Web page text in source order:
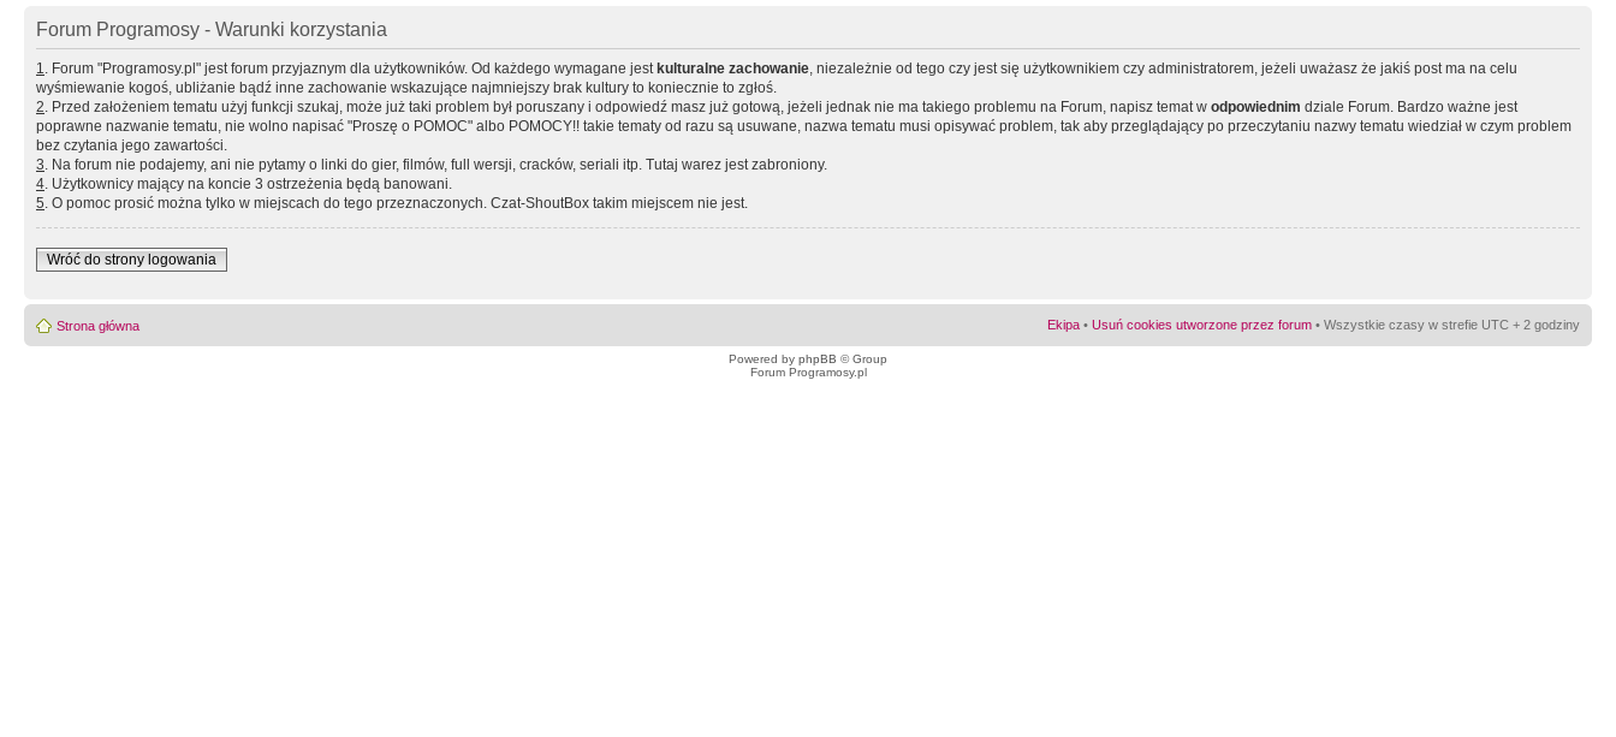
Forum Programosy - Warunki korzystania
1. Forum "Programosy.pl" jest forum przyjaznym dla użytkowników. Od każdego wymagane jest kulturalne zachowanie, niezależnie od tego czy jest się użytkownikiem czy administratorem, jeżeli uważasz że jakiś post ma na celu
wyśmiewanie kogoś, ubliżanie bądź inne zachowanie wskazujące najmniejszy brak kultury to koniecznie to zgłoś.
2. Przed założeniem tematu użyj funkcji szukaj, może już taki problem był poruszany i odpowiedź masz już gotową, jeżeli jednak nie ma takiego problemu na Forum, napisz temat w odpowiednim dziale Forum. Bardzo ważne jest
poprawne nazwanie tematu, nie wolno napisać "Proszę o POMOC" albo POMOCY!! takie tematy od razu są usuwane, nazwa tematu musi opisywać problem, tak aby przeglądający po przeczytaniu nazwy tematu wiedział w czym problem
bez czytania jego zawartości.
3. Na forum nie podajemy, ani nie pytamy o linki do gier, filmów, full wersji, cracków, seriali itp. Tutaj warez jest zabroniony.
4. Użytkownicy mający na koncie 3 ostrzeżenia będą banowani.
5. O pomoc prosić można tylko w miejscach do tego przeznaczonych. Czat-ShoutBox takim miejscem nie jest.
Wróć do strony logowania
Strona główna Ekipa • Usuń cookies utworzone przez forum • Wszystkie czasy w strefie UTC + 2 godziny
Powered by phpBB © Group
Forum Programosy.pl